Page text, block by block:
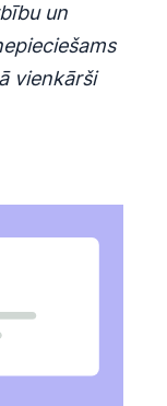
un
vienkārši